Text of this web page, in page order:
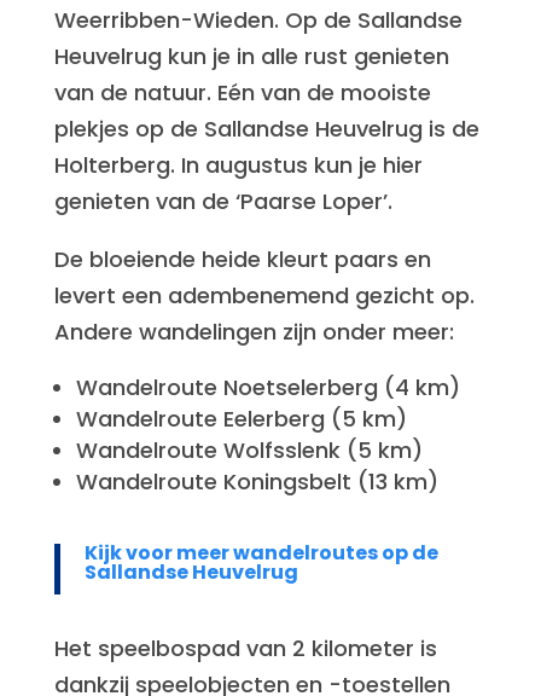
Weerribben-Wieden. Op de Sallandse
Heuvelrug kun je in alle rust genieten
van de natuur. Eén van de mooiste
plekjes op de Sallandse Heuvelrug is de
Holterberg. In augustus kun je hier
genieten van de ‘Paarse Loper’.
De bloeiende heide kleurt paars en
levert een adembenemend gezicht op.
Andere wandelingen zijn onder meer:
Wandelroute Noetselerberg (4 km)
Wandelroute Eelerberg (5 km)
Wandelroute Wolfsslenk (5 km)
Wandelroute Koningsbelt (13 km)
Kijk voor meer wandelroutes op de
Sallandse Heuvelrug
Het speelbospad van 2 kilometer is
dankzij speelobjecten en -toestellen